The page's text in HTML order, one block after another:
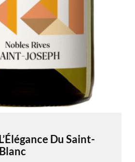
Du Saint-